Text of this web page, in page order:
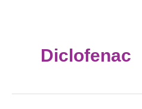
Diclofenac